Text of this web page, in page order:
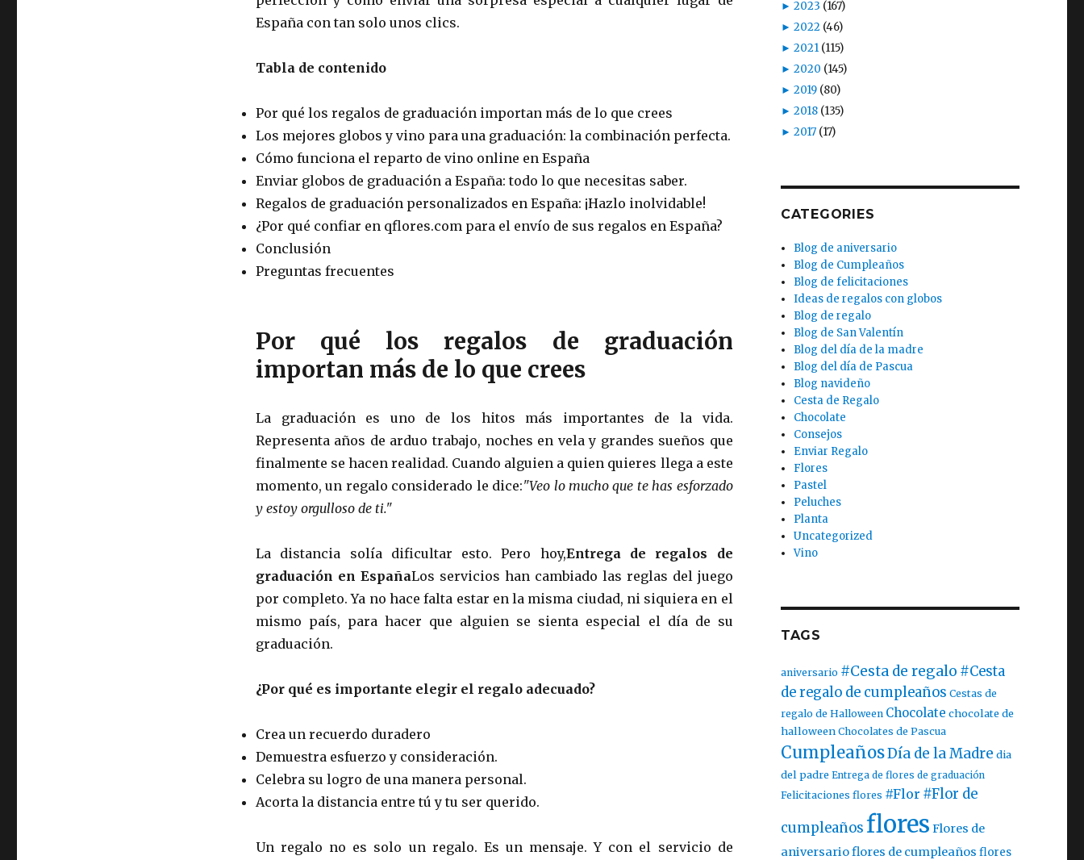
España con tan solo unos clics.
Tabla de contenido
Por qué los regalos de graduación importan más de lo que crees
Los mejores globos y vino para una graduación: la combinación perfecta.
Cómo funciona el reparto de vino online en España
Enviar globos de graduación a España: todo lo que necesitas saber.
Regalos de graduación personalizados en España: ¡Hazlo inolvidable!
¿Por qué confiar en qflores.com para el envío de sus regalos en España?
Conclusión
Preguntas frecuentes
Por qué los regalos de graduación
importan más de lo que crees
La graduación es uno de los hitos más importantes de la vida.
Representa años de arduo trabajo, noches en vela y grandes sueños que
finalmente se hacen realidad. Cuando alguien a quien quieres llega a este
momento, un regalo considerado le dice:"Veo lo mucho que te has esforzado
y estoy orgulloso de ti."
La distancia solía dificultar esto. Pero hoy,Entrega de regalos de
graduación en EspañaLos servicios han cambiado las reglas del juego
por completo. Ya no hace falta estar en la misma ciudad, ni siquiera en el
mismo país, para hacer que alguien se sienta especial el día de su
graduación.
¿Por qué es importante elegir el regalo adecuado?
Crea un recuerdo duradero
Demuestra esfuerzo y consideración.
Celebra su logro de una manera personal.
Acorta la distancia entre tú y tu ser querido.
Un regalo no es solo un regalo. Es un mensaje. Y con el servicio de
► 2023 (167)
► 2022 (46)
► 2021 (115)
► 2020 (145)
► 2019 (80)
► 2018 (135)
► 2017 (17)
CATEGORIES
Blog de aniversario
Blog de Cumpleaños
Blog de felicitaciones
Ideas de regalos con globos
Blog de regalo
Blog de San Valentín
Blog del día de la madre
Blog del día de Pascua
Blog navideño
Cesta de Regalo
Chocolate
Consejos
Enviar Regalo
Flores
Pastel
Peluches
Planta
Uncategorized
Vino
TAGS
aniversario #Cesta de regalo #Cesta
de regalo de cumpleaños Cestas de
regalo de Halloween Chocolate chocolate de
halloween Chocolates de Pascua
CumpleañosDía de la Madre dia
del padre Entrega de flores de graduación
Felicitaciones flores #Flor #Flor de
cumpleañosflores Flores de
aniversarioflores de cumpleaños flores